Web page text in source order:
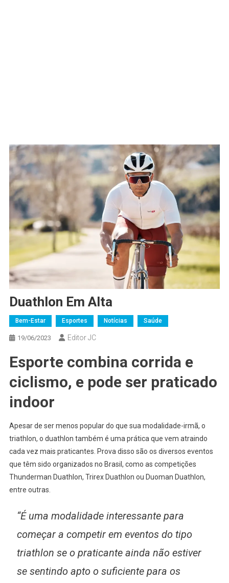
Duathlon Em Alta
Bem-Estar Esportes Notícias Saúde
19/06/2023 Editor JC
Esporte combina corrida e
ciclismo, e pode ser praticado
indoor
Apesar de ser menos popular do que sua modalidade-irmã, o
triathlon, o duathlon também é uma prática que vem atraindo
cada vez mais praticantes. Prova disso são os diversos eventos
que têm sido organizados no Brasil, como as competições
Thunderman Duathlon, Trirex Duathlon ou Duoman Duathlon,
entre outras.
“É uma modalidade interessante para
começar a competir em eventos do tipo
triathlon se o praticante ainda não estiver
se sentindo apto o suficiente para os